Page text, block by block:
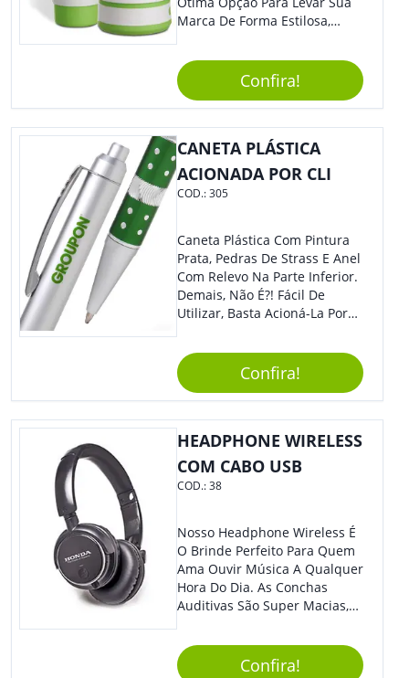
Marca De Forma Estilosa,
Empresa Em Eventos,
Reuniões Corporativas Ou Até
Mesmo Para Presentear
Colaboradores.
Confira!
CANETA PLÁSTICA
ACIONADA POR CLI
COD.:305
Caneta Plástica Com Pintura
Prata, Pedras De Strass E Anel
Com Relevo Na Parte Inferior.
Demais, Não É?! Fácil De
Utilizar, Basta Acioná-La Por
Confira!
HEADPHONE WIRELESS
COM CABO USB
COD.:38
Nosso Headphone Wireless É
O Brinde Perfeito Para Quem
Ama Ouvir Música A Qualquer
Hora Do Dia. As Conchas
Auditivas São Super Macias,
Conforto Ao Utilizá-Lo. Com
Entrada Para Mini Sd Cartão
Confira!